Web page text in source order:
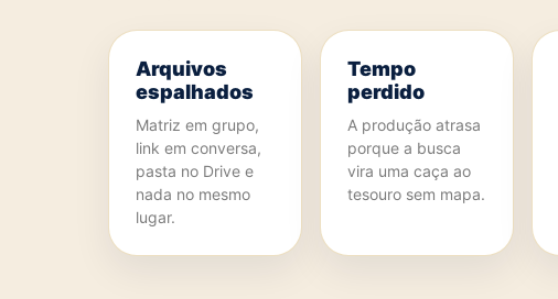
Arquivos
espalhados
Matriz em grupo,
link em conversa,
pasta no Drive e
nada no mesmo
lugar.
Tempo
perdido
A produção atrasa
porque a busca
vira uma caça ao
tesouro sem mapa.